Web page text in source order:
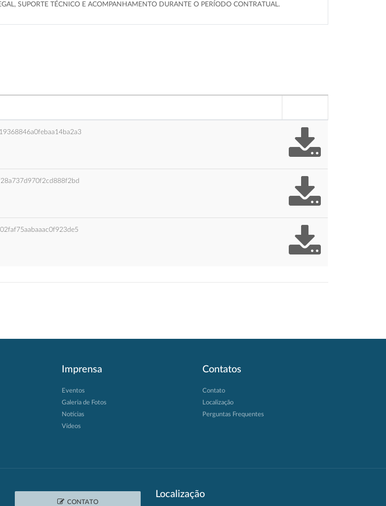
SUPORTE TÉCNICO E ACOMPANHAMENTO DURANTE O PERÍODO CONTRATUAL.
Imprensa
Eventos
Galeria de Fotos
Notícias
Vídeos
Contatos
Contato
Localização
Perguntas Frequentes
CONTATO
Localização